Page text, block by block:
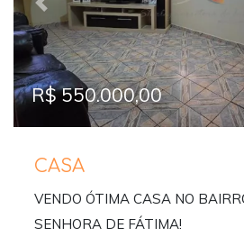
Previous
R$ 550.000,00
CASA
VENDO ÓTIMA CASA NO
SENHORA DE FÁTIMA!